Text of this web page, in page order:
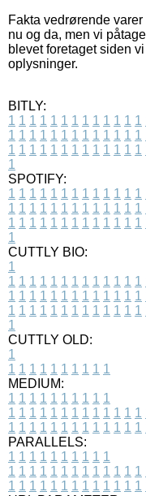
Fakta vedrørende
nu og da, men vi
blevet foretaget siden
oplysninger.
BITLY:
1 1 1 1 1 1 1 1 1 1 1 1 1
1 1 1 1 1 1 1 1 1 1 1 1 1
1 1 1 1 1 1 1 1 1 1 1 1 1
1
SPOTIFY:
1 1 1 1 1 1 1 1 1 1 1 1 1
1 1 1 1 1 1 1 1 1 1 1 1 1
1 1 1 1 1 1 1 1 1 1 1 1 1
1
CUTTLY BIO:
1
1 1 1 1 1 1 1 1 1 1 1 1 1
1 1 1 1 1 1 1 1 1 1 1 1 1
1 1 1 1 1 1 1 1 1 1 1 1 1
1
CUTTLY OLD:
1
1 1 1 1 1 1 1 1 1 1
MEDIUM:
1 1 1 1 1 1 1 1 1 1
1 1 1 1 1 1 1 1 1 1 1 1 1
1 1 1 1 1 1 1 1 1 1 1 1 1
PARALLELS:
1 1 1 1 1 1 1 1 1 1
1 1 1 1 1 1 1 1 1 1 1 1 1
1 1 1 1 1 1 1 1 1 1 1 1 1